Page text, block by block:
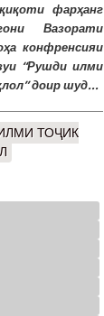
фарҳанг
Вазорати
конфренсияи
“Рушди илми
доир шуд...
ТОҶИК